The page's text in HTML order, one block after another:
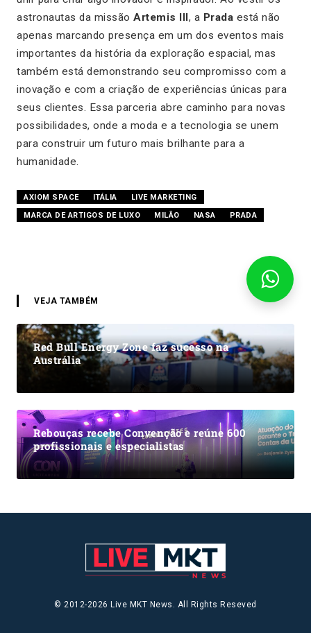
astronautas da missão Artemis III, a Prada está não
apenas marcando presença em um dos eventos mais
importantes da história da exploração espacial, mas
também está demonstrando seu compromisso com a
inovação e com a criação de experiências únicas para
seus clientes. Essa parceria abre caminho para novas
possibilidades, onde a moda e a tecnologia se unem
para construir um futuro mais brilhante para a
humanidade.
AXIOM SPACE ITÁLIA
LIVE MARKETING
MARCA DE ARTIGOS DE LUXO
MILÃO NASA PRADA
VEJA TAMBÉM
Red Bull Energy Zone faz sucesso na
Austrália
Rebouças recebe Convenção e reúne 600
profissionais e especialistas
© 2012-2026 Live MKT News. All Rights Reseved